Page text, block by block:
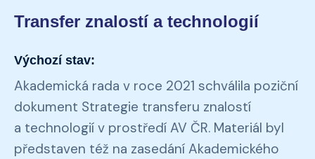
Transfer znalostí a technologií
Výchozí stav:
Akademická rada v roce 2021 schválila poziční
dokument Strategie transferu znalostí
a technologií v prostředí AV ČR. Materiál byl
představen též na zasedání Akademického